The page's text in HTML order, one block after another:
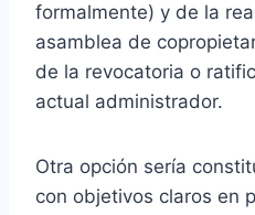
formalmente) y de la
asamblea de
de la revocatoria o
actual administrador.
Otra opción sería
con objetivos claros en